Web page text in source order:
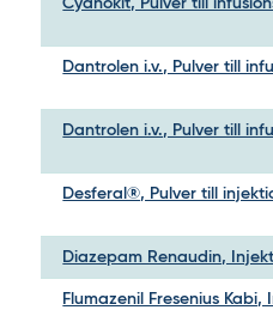
Cyanokit, Pulver till
Dantrolen i.v., Pulver till
Dantrolen i.v., Pulver till
Desferal®, Pulver till
Diazepam Renaudin,
Flumazenil Fresenius